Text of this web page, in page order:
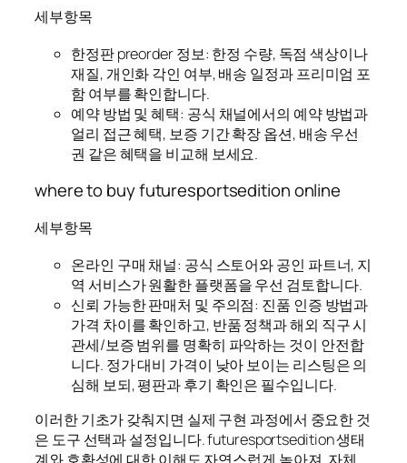
세부항목
한정판 preorder 정보: 한정 수량, 독점 색상이나
재질, 개인화 각인 여부, 배송 일정과 프리미엄 포
함 여부를 확인합니다.
예약 방법 및 혜택: 공식 채널에서의 예약 방법과
얼리 접근 혜택, 보증 기간 확장 옵션, 배송 우선
권 같은 혜택을 비교해 보세요.
where to buy futuresportsedition online
세부항목
온라인 구매 채널: 공식 스토어와 공인 파트너, 지
역 서비스가 원활한 플랫폼을 우선 검토합니다.
신뢰 가능한 판매처 및 주의점: 진품 인증 방법과
가격 차이를 확인하고, 반품 정책과 해외 직구 시
관세/보증 범위를 명확히 파악하는 것이 안전합
니다. 정가 대비 가격이 낮아 보이는 리스팅은 의
심해 보되, 평판과 후기 확인은 필수입니다.
이러한 기초가 갖춰지면 실제 구현 과정에서 중요한 것
은 도구 선택과 설정입니다. futuresportsedition 생태